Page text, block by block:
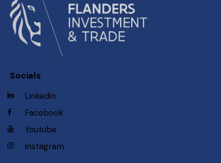
Socials
Linkedin
Facebook
Youtube
Instagram